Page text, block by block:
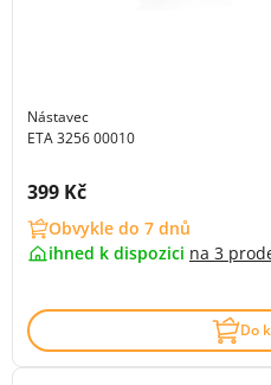
Nástavec
ETA 3256 00010
Cena s DPH:
399 Kč
Obvykle do 7 dnů
ihned k dispozici na 3
Do